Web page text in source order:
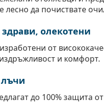
лесно да почиствате
олекотени
от
и комфорт.
до 100% защита